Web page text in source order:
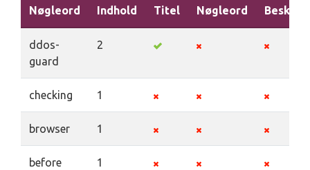
Nøgleord Indhold Titel Nøgleord
ddos-
guard
2
checking 1
browser 1
before 1